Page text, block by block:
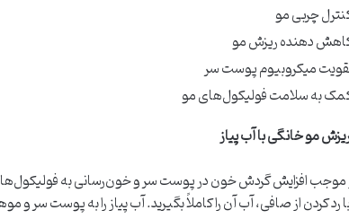
چربی مو
دهنده ریزش مو
میکروبیوم پوست سر
به سلامت فولیکول‌های مو
مو خانگی با آب پیاز
موجب افزایش گردش خون در پوست سر و خون‌رسانی به
کردن از صافی، آب آن را کاملاً بگیرید. آب پیاز را به پوست سر و موها مالیده و بعد از گذشت